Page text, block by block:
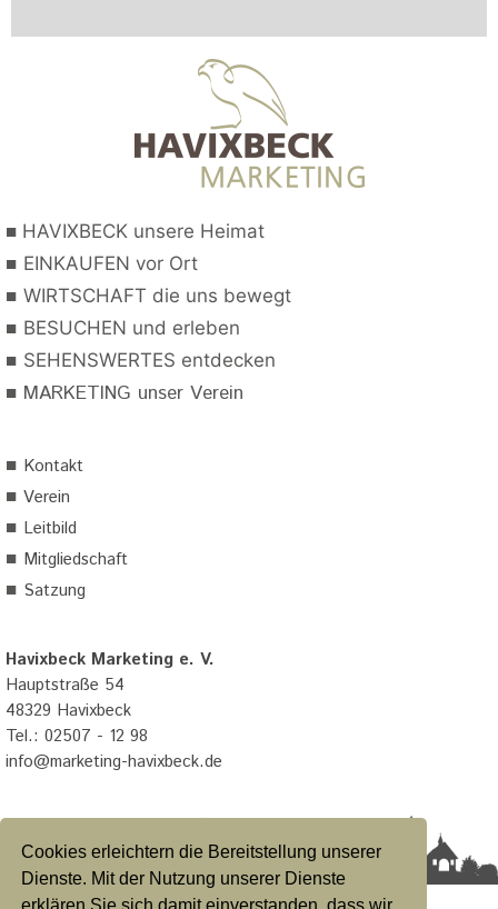
Cookies erleichtern die Bereitstellung unserer
Dienste. Mit der Nutzung unserer Dienste
■ HAVIXBECK unsere Heimat
■ EINKAUFEN vor Ort
■ WIRTSCHAFT die uns bewegt
■ BESUCHEN und erleben
■ SEHENSWERTES entdecken
■ MARKETING unser Verein
■ Kontakt
■ Verein
■ Leitbild
■ Mitgliedschaft
■ Satzung
Havixbeck Marketing e. V.
Hauptstraße 54
48329 Havixbeck
Tel.: 02507 - 12 98
info@marketing-havixbeck.de